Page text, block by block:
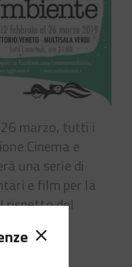
marzo, tutti i
Cinema e
una serie di
e film per la
rispetto del